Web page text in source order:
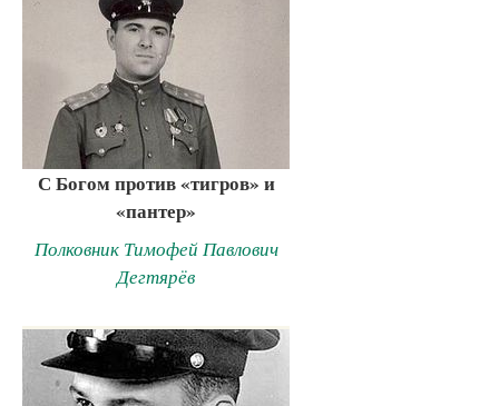
С Богом против «тигров» и
«пантер»
Полковник Тимофей Павлович
Дегтярёв